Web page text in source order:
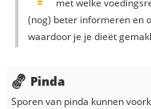
met welke
(nog) beter informeren en
waardoor je je dieët
Pinda
Sporen van pinda kunnen